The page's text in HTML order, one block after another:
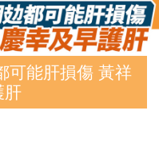
可能肝損傷 黃祥
肝